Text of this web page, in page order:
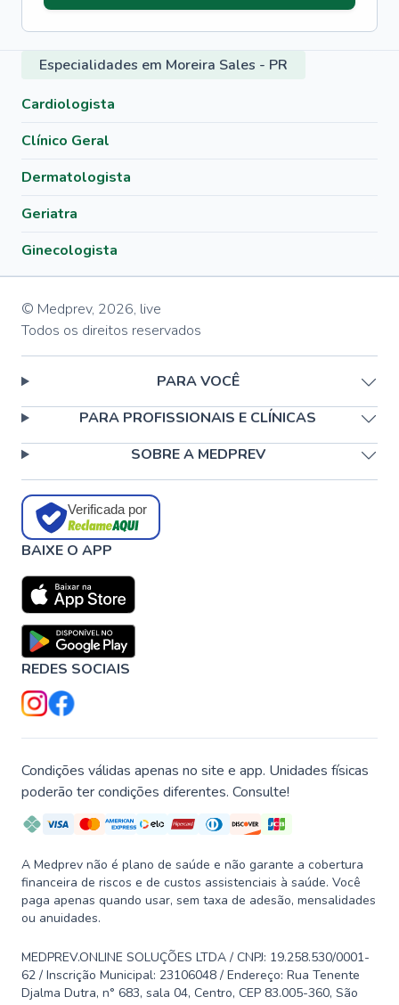
Especialidades em Moreira Sales - PR
Cardiologista
Clínico Geral
Dermatologista
Geriatra
Ginecologista
© Medprev, 2026, live
Todos os direitos reservados
PARA VOCÊ
PARA PROFISSIONAIS E CLÍNICAS
SOBRE A MEDPREV
Verificada por
BAIXE O APP
REDES SOCIAIS
Condições válidas apenas no site e app. Unidades físicas
poderão ter condições diferentes. Consulte!
A Medprev não é plano de saúde e não garante a cobertura
financeira de riscos e de custos assistenciais à saúde. Você
paga apenas quando usar, sem taxa de adesão, mensalidades
ou anuidades.
MEDPREV.ONLINE SOLUÇÕES LTDA / CNPJ: 19.258.530/0001-
62 / Inscrição Municipal: 23106048 / Endereço: Rua Tenente
Djalma Dutra, n° 683, sala 04, Centro, CEP 83.005-360, São